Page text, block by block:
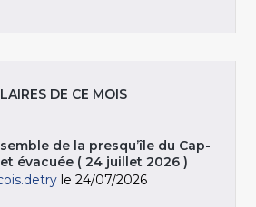
DE CE MOIS
de la presqu’île du Cap-
évacuée ( 24 juillet 2026 )
le 24/07/2026